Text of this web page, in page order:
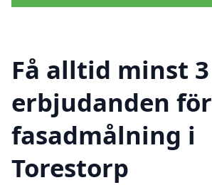
Få alltid minst 3
erbjudanden för
fasadmålning i
Torestorp